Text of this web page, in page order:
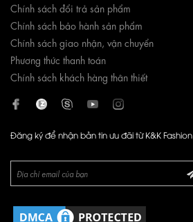
Chính sách đổi trả sản phẩm
Chính sách bảo hành sản phẩm
Chính sách giao nhận, vận chuyển
Phương thức thanh toán
Chính sách khách hàng thân thiết
Đăng ký để nhận bản tin ưu đãi từ K&K Fashion